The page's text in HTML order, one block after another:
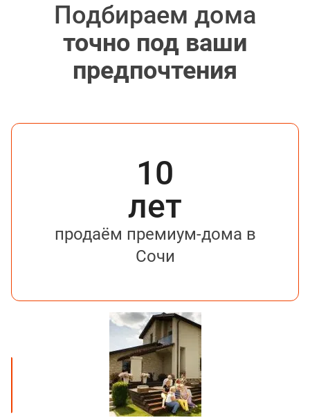
Подбираем дома
точно под ваши
предпочтения
10
лет
продаём премиум-дома в
Сочи